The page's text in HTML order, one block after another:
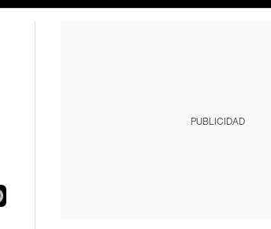
PUBLICIDAD